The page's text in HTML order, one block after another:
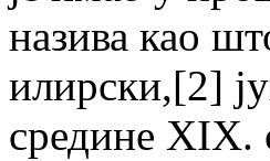
назива као
илирски,[2]
средине